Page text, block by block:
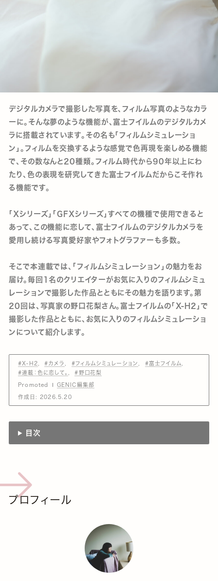
デジタルカメラで撮影した写真を、フィルム写真のようなカラ
ーに。そんな夢のような機能が、富士フイルムのデジタルカメ
ラに搭載されています。その名も「フィルムシミュレーショ
ン」。フィルムを交換するような感覚で色再現を楽しめる機能
で、その数なんと20種類。フィルム時代から90年以上にわ
たり、色の表現を研究してきた富士フイルムだからこそ作れ
る機能です。
「Xシリーズ」「GFXシリーズ」すべての機種で使用できると
あって、この機能に恋して、富士フイルムのデジタルカメラを
愛用し続ける写真愛好家やフォトグラファーも多数。
そこで本連載では、「フィルムシミュレーション」の魅力をお
届け。毎回1名のクリエイターがお気に入りのフィルムシミュ
レーションで撮影した作品とともにその魅力を語ります。第
20回は、写真家の野口花梨さん。富士フイルムの「X-H2」で
撮影した作品とともに、お気に入りのフィルムシミュレーショ
ンについて紹介します。
#X-H2 #カメラ #フィルムシミュレーション
#富士フイルム
#連載：色に恋して。
#野口花梨
Promoted GENIC編集部
作成日: 2026.5.20
目次
プロフィール